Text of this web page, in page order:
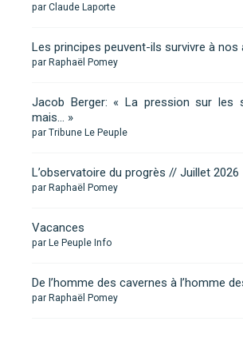
par Claude Laporte
Les principes peuvent-ils survivre à nos
par Raphaël Pomey
Jacob Berger: « La pression sur les
mais… »
par Tribune Le Peuple
L’observatoire du progrès // Juillet 2026
par Raphaël Pomey
Vacances
par Le Peuple Info
De l’homme des cavernes à l’homme
par Raphaël Pomey